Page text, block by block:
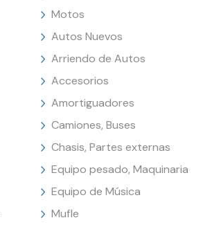
Motos
Autos Nuevos
Arriendo de Autos
Accesorios
Amortiguadores
Camiones, Buses
Chasis, Partes externas
Equipo pesado, Maquinaria
Equipo de Música
Mufle